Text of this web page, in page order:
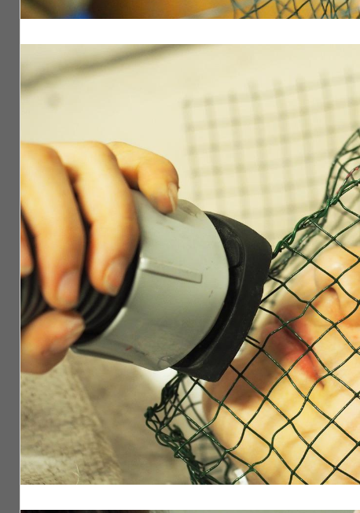
Rwanda, après le génocide
Il y a 4 ans